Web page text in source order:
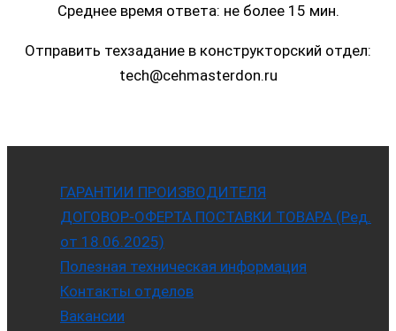
Среднее время ответа: не более 15 мин.
Отправить техзадание в конструкторский отдел:
tech@cehmasterdon.ru
ГАРАНТИИ ПРОИЗВОДИТЕЛЯ
ДОГОВОР-ОФЕРТА ПОСТАВКИ ТОВАРА (Ред.
от 18.06.2025)
Полезная техническая информация
Контакты отделов
Вакансии